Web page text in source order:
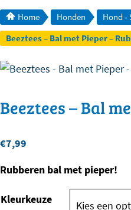
Home Honden
Hond -
Beeztees – Bal met Pieper –
Beeztees – Bal
€7,99
Rubberen bal met pieper!
Kleurkeuze